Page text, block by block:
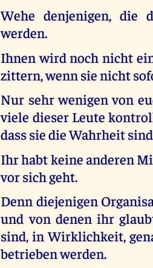
Wehe denjenigen, die
werden.
Ihnen wird noch nicht
zittern, wenn sie nicht
Nur sehr wenigen von
viele dieser Leute
dass sie die Wahrheit
Ihr habt keine anderen
vor sich geht.
Denn diejenigen
und von denen ihr
sind, in Wirklichkeit,
betrieben werden.